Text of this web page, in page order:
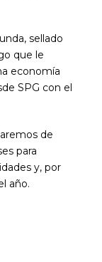
sellado
que le
economía
SPG con el
de
para
y, por
año.